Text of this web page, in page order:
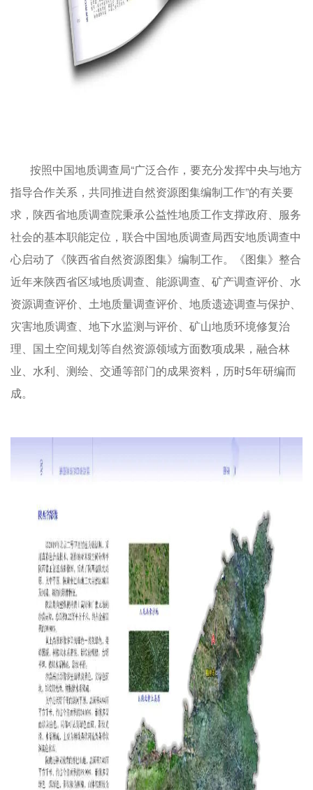
按照中国地质调查局“广泛合作，要充分发挥中央与地方
指导合作关系，共同推进自然资源图集编制工作”的有关要
求，陕西省地质调查院秉承公益性地质工作支撑政府、服务
社会的基本职能定位，联合中国地质调查局西安地质调查中
心启动了《陕西省自然资源图集》编制工作。《图集》整合
近年来陕西省区域地质调查、能源调查、矿产调查评价、水
资源调查评价、土地质量调查评价、地质遗迹调查与保护、
灾害地质调查、地下水监测与评价、矿山地质环境修复治
理、国土空间规划等自然资源领域方面数项成果，融合林
业、水利、测绘、交通等部门的成果资料，历时5年研编而
成。